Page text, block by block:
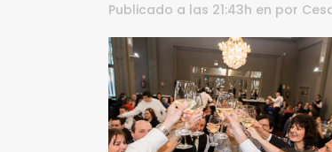
Publicado a las 21:43h en por